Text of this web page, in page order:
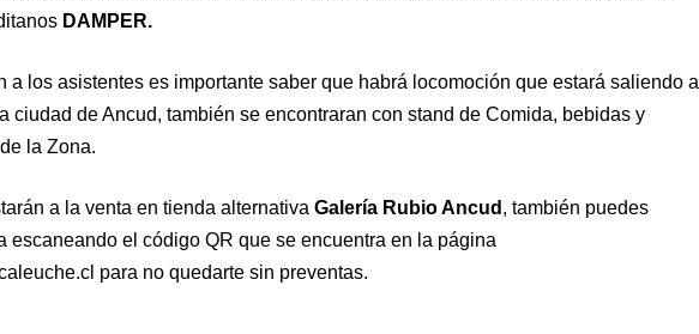
DAMPER.
a los asistentes es importante saber que habrá locomoción que estará saliendo a
ciudad de Ancud, también se encontraran con stand de Comida, bebidas y
la Zona.
a la venta en tienda alternativa Galería Rubio Ancud , también puedes
escaneando el código QR que se encuentra en la página
para no quedarte sin preventas.